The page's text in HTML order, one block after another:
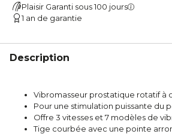
Plaisir Garanti sous 100 jours
1 an de garantie
Description
Vibromasseur prostatique rotatif à
Pour une stimulation puissante du
Offre 3 vitesses et 7 modèles de
Tige courbée avec une pointe